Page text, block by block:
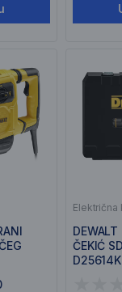
Električna
ČEKIĆ
D25614K